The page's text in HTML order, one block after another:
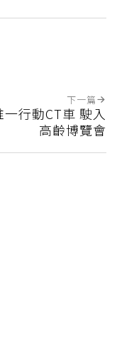
下一篇
一行動CT車 駛入
高齡博覽會